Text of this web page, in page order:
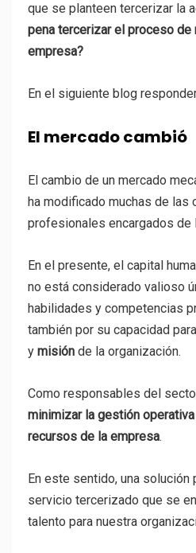
que se planteen tercerizar la
pena tercerizar el proceso de
empresa?
En el siguiente blog
El mercado cambió
El cambio de un mercado
ha modificado muchas de las
profesionales encargados de
En el presente, el capital
no está considerado valioso
habilidades y competencias
también por su capacidad
y misión de la organización.
Como responsables del
minimizar la gestión
recursos de la empresa.
En este sentido, una solución
servicio tercerizado que se
talento para nuestra